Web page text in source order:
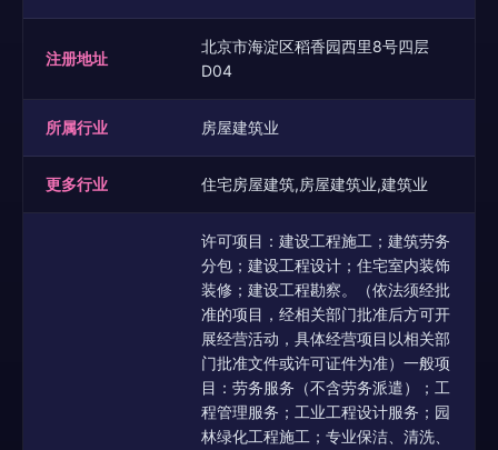
注册地址
北京市海淀区稻香园西里8号四层
D04
所属行业 房屋建筑业
更多行业 住宅房屋建筑,房屋建筑业,建筑业
许可项目：建设工程施工；建筑劳务
分包；建设工程设计；住宅室内装饰
装修；建设工程勘察。（依法须经批
准的项目，经相关部门批准后方可开
展经营活动，具体经营项目以相关部
门批准文件或许可证件为准）一般项
目：劳务服务（不含劳务派遣）；工
程管理服务；工业工程设计服务；园
林绿化工程施工；专业保洁、清洗、